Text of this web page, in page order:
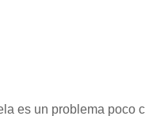
es un problema poco